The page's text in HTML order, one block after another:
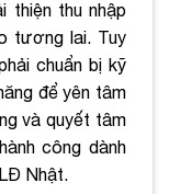
thiện thu nhập
tương lai. Tuy
chuẩn bị kỹ
để yên tâm
và quyết tâm
công dành
Nhật.